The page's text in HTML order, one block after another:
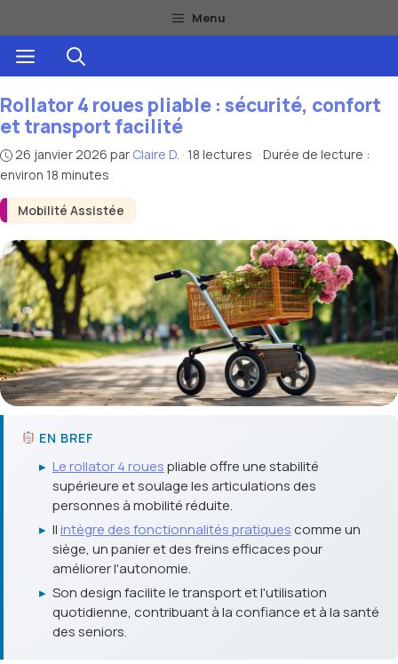
au
contenu
Menu
Menu
Mobilité Assistée
Rollator 4 roues pliable : sécurité, confort
et transport facilité
26 janvier 2026 par Claire D. · 18 lectures · Durée de lecture :
environ 18 minutes
EN BREF
▸ Le rollator 4 rouespliable offre une stabilité
supérieure et soulage les articulations des
personnes à mobilité réduite.
▸ Ilintègre des fonctionnalités pratiquescomme un
siège, un panier et des freins efficaces pour
améliorer l'autonomie.
▸ Son design facilite le transport et l'utilisation
quotidienne, contribuant à la confiance et à la santé
des seniors.